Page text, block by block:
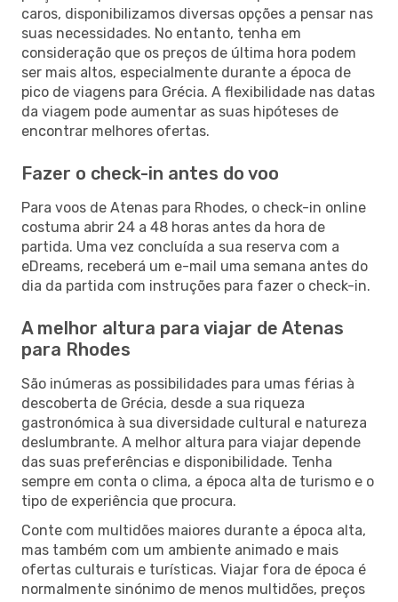
caros, disponibilizamos diversas opções a pensar nas
suas necessidades. No entanto, tenha em
consideração que os preços de última hora podem
ser mais altos, especialmente durante a época de
pico de viagens para Grécia. A flexibilidade nas datas
da viagem pode aumentar as suas hipóteses de
encontrar melhores ofertas.
Fazer o check-in antes do voo
Para voos de Atenas para Rhodes, o check-in online
costuma abrir 24 a 48 horas antes da hora de
partida. Uma vez concluída a sua reserva com a
eDreams, receberá um e-mail uma semana antes do
dia da partida com instruções para fazer o check-in.
A melhor altura para viajar de Atenas
para Rhodes
São inúmeras as possibilidades para umas férias à
descoberta de Grécia, desde a sua riqueza
gastronómica à sua diversidade cultural e natureza
deslumbrante. A melhor altura para viajar depende
das suas preferências e disponibilidade. Tenha
sempre em conta o clima, a época alta de turismo e o
tipo de experiência que procura.
Conte com multidões maiores durante a época alta,
mas também com um ambiente animado e mais
ofertas culturais e turísticas. Viajar fora de época é
normalmente sinónimo de menos multidões, preços